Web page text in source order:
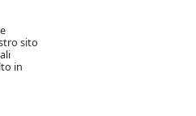
sito
in